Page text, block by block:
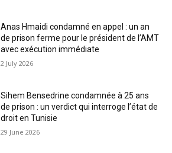
Anas Hmaidi condamné en appel : un an
de prison ferme pour le président de l’AMT
avec exécution immédiate
2 July 2026
Sihem Bensedrine condamnée à 25 ans
de prison : un verdict qui interroge l’état de
droit en Tunisie
29 June 2026